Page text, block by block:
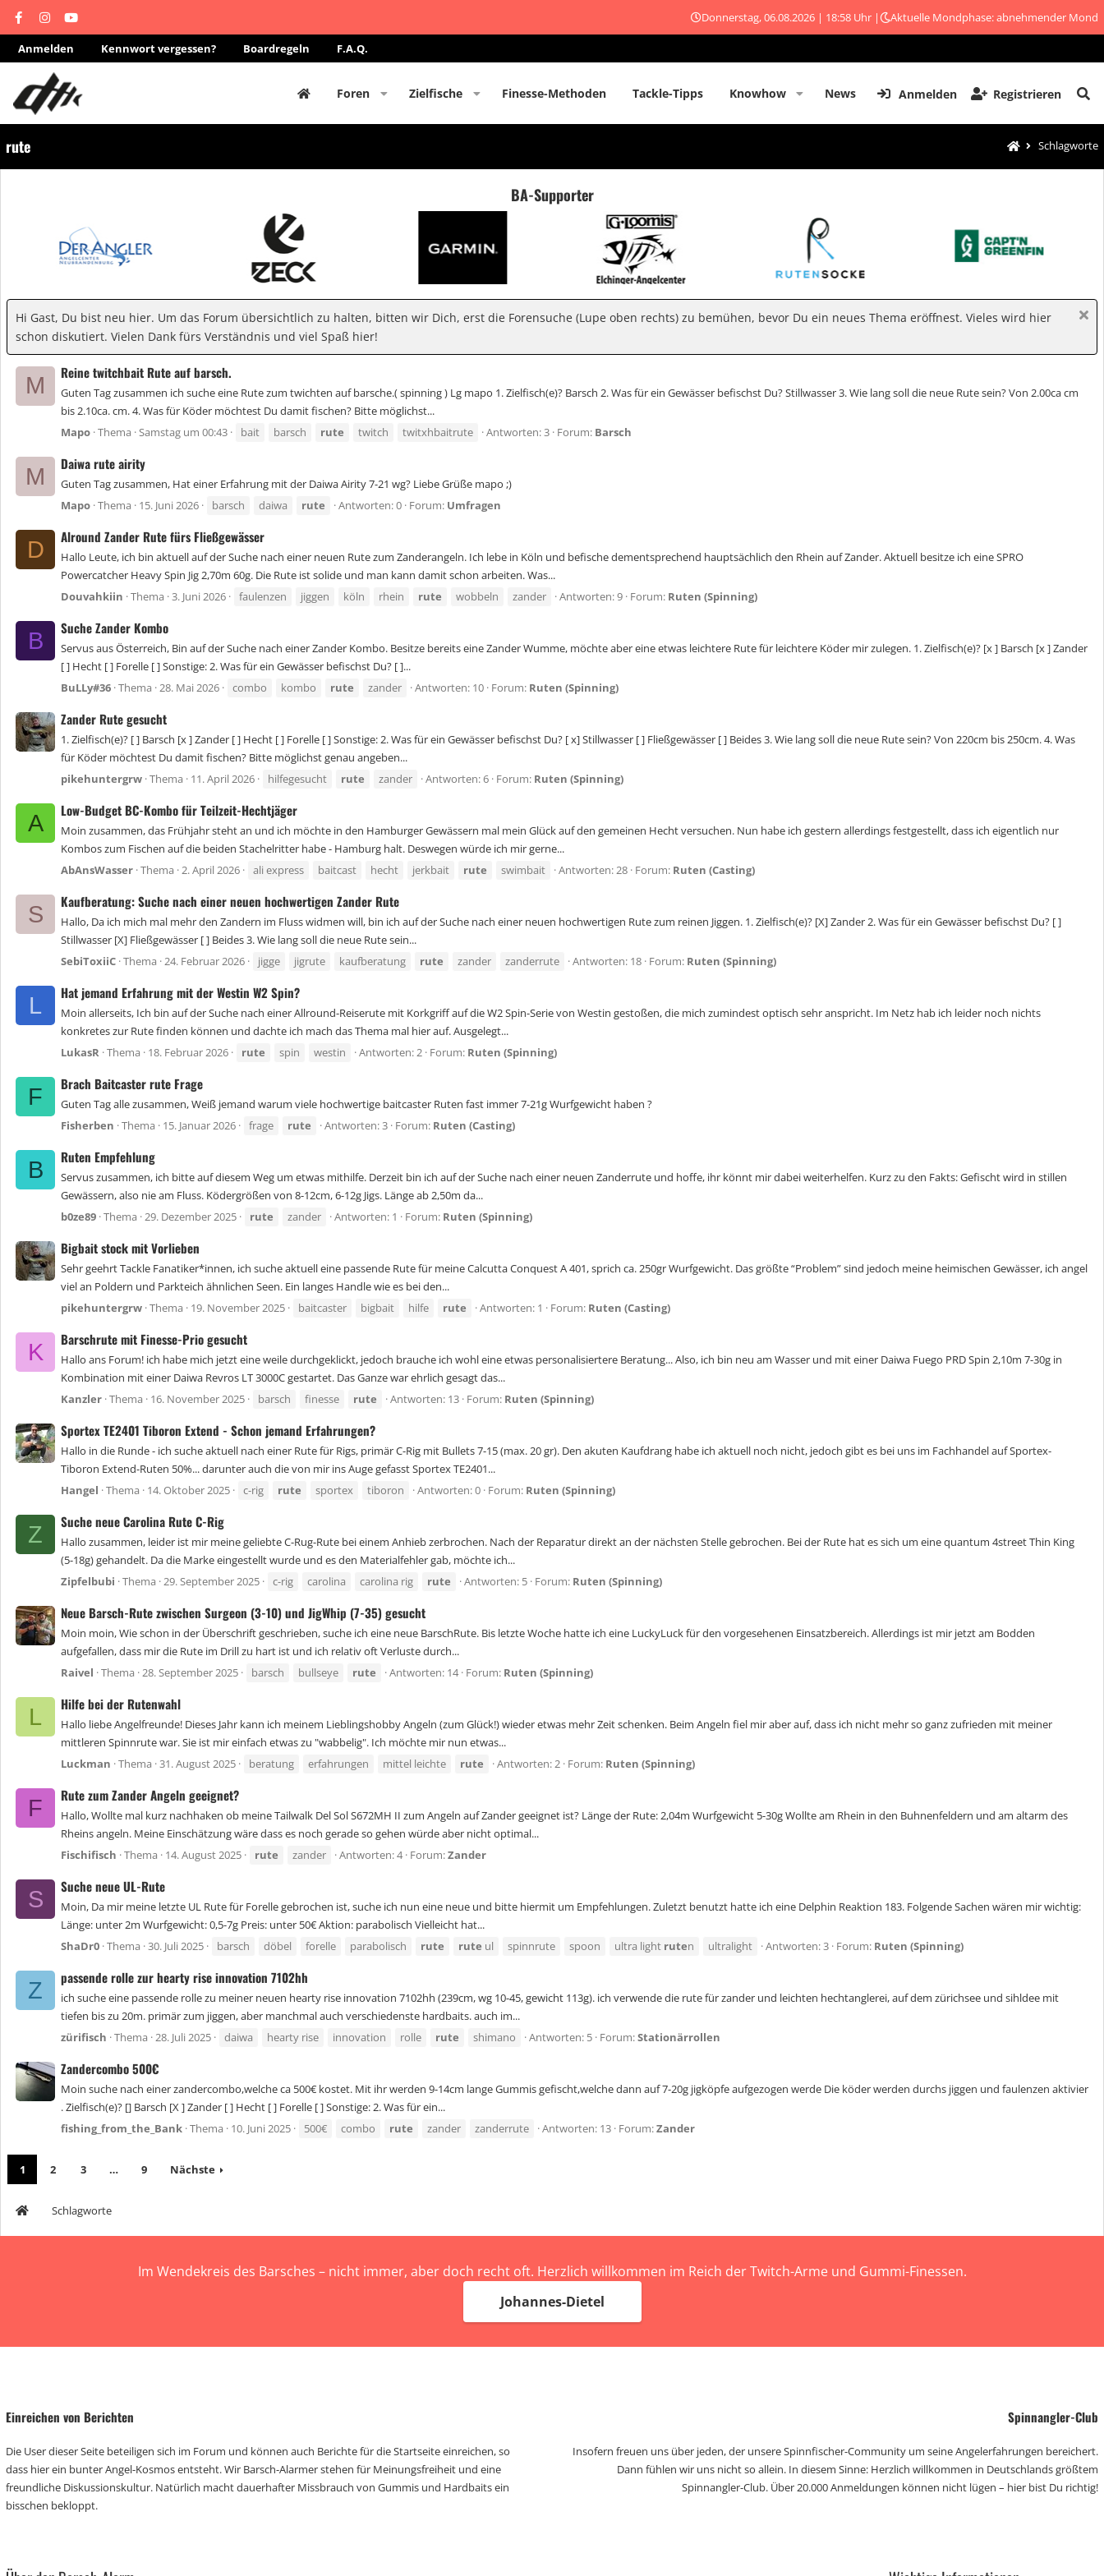
Donnerstag, 06.08.2026 | 18:58 Uhr | Aktuelle Mondphase: abnehmender Mond
Anmelden Kennwort vergessen? Boardregeln F.A.Q.
Foren Zielfische Finesse-Methoden Tackle-Tipps Knowhow News Anmelden Registrieren
rute Schlagworte
BA-Supporter
Hi Gast, Du bist neu hier. Um das Forum übersichtlich zu halten, bitten wir Dich, erst die Forensuche (Lupe oben rechts) zu bemühen, bevor Du ein neues Thema eröffnest. Vieles wird hier
schon diskutiert. Vielen Dank fürs Verständnis und viel Spaß hier!
M
Reine twitchbait Rute auf barsch.
Guten Tag zusammen ich suche eine Rute zum twichten auf barsche.( spinning ) Lg mapo 1. Zielfisch(e)? Barsch 2. Was für ein Gewässer befischst Du? Stillwasser 3. Wie lang soll die neue Rute sein? Von 2.00ca cm
bis 2.10ca. cm. 4. Was für Köder möchtest Du damit fischen? Bitte möglichst...
Mapo Thema Samstag um 00:43 bait barsch rute twitch twitxhbaitrute Antworten: 3 Forum: Barsch
M
Daiwa rute airity
Guten Tag zusammen, Hat einer Erfahrung mit der Daiwa Airity 7-21 wg? Liebe Grüße mapo ;)
Mapo Thema 15. Juni 2026 barsch daiwa rute Antworten: 0 Forum: Umfragen
D
Alround Zander Rute fürs Fließgewässer
Hallo Leute, ich bin aktuell auf der Suche nach einer neuen Rute zum Zanderangeln. Ich lebe in Köln und befische dementsprechend hauptsächlich den Rhein auf Zander. Aktuell besitze ich eine SPRO
Powercatcher Heavy Spin Jig 2,70m 60g. Die Rute ist solide und man kann damit schon arbeiten. Was...
Douvahkiin Thema 3. Juni 2026 faulenzen jiggen köln rhein rute wobbeln zander Antworten: 9 Forum: Ruten (Spinning)
B
Suche Zander Kombo
Servus aus Österreich, Bin auf der Suche nach einer Zander Kombo. Besitze bereits eine Zander Wumme, möchte aber eine etwas leichtere Rute für leichtere Köder mir zulegen. 1. Zielfisch(e)? [x ] Barsch [x ] Zander
[ ] Hecht [ ] Forelle [ ] Sonstige: 2. Was für ein Gewässer befischst Du? [ ]...
BuLLy#36 Thema 28. Mai 2026 combo kombo rute zander Antworten: 10 Forum: Ruten (Spinning)
Zander Rute gesucht
1. Zielfisch(e)? [ ] Barsch [x ] Zander [ ] Hecht [ ] Forelle [ ] Sonstige: 2. Was für ein Gewässer befischst Du? [ x] Stillwasser [ ] Fließgewässer [ ] Beides 3. Wie lang soll die neue Rute sein? Von 220cm bis 250cm. 4. Was
für Köder möchtest Du damit fischen? Bitte möglichst genau angeben...
pikehuntergrw Thema 11. April 2026 hilfegesucht rute zander Antworten: 6 Forum: Ruten (Spinning)
A
Low-Budget BC-Kombo für Teilzeit-Hechtjäger
Moin zusammen, das Frühjahr steht an und ich möchte in den Hamburger Gewässern mal mein Glück auf den gemeinen Hecht versuchen. Nun habe ich gestern allerdings festgestellt, dass ich eigentlich nur
Kombos zum Fischen auf die beiden Stachelritter habe - Hamburg halt. Deswegen würde ich mir gerne...
AbAnsWasser Thema 2. April 2026 ali express baitcast hecht jerkbait rute swimbait Antworten: 28 Forum: Ruten (Casting)
S
Kaufberatung: Suche nach einer neuen hochwertigen Zander Rute
Hallo, Da ich mich mal mehr den Zandern im Fluss widmen will, bin ich auf der Suche nach einer neuen hochwertigen Rute zum reinen Jiggen. 1. Zielfisch(e)? [X] Zander 2. Was für ein Gewässer befischst Du? [ ]
Stillwasser [X] Fließgewässer [ ] Beides 3. Wie lang soll die neue Rute sein...
SebiToxiiC Thema 24. Februar 2026 jigge jigrute kaufberatung rute zander zanderrute Antworten: 18 Forum: Ruten (Spinning)
L
Hat jemand Erfahrung mit der Westin W2 Spin?
Moin allerseits, Ich bin auf der Suche nach einer Allround-Reiserute mit Korkgriff auf die W2 Spin-Serie von Westin gestoßen, die mich zumindest optisch sehr anspricht. Im Netz hab ich leider noch nichts
konkretes zur Rute finden können und dachte ich mach das Thema mal hier auf. Ausgelegt...
LukasR Thema 18. Februar 2026 rute spin westin Antworten: 2 Forum: Ruten (Spinning)
F
Brach Baitcaster rute Frage
Guten Tag alle zusammen, Weiß jemand warum viele hochwertige baitcaster Ruten fast immer 7-21g Wurfgewicht haben ?
Fisherben Thema 15. Januar 2026 frage rute Antworten: 3 Forum: Ruten (Casting)
B
Ruten Empfehlung
Servus zusammen, ich bitte auf diesem Weg um etwas mithilfe. Derzeit bin ich auf der Suche nach einer neuen Zanderrute und hoffe, ihr könnt mir dabei weiterhelfen. Kurz zu den Fakts: Gefischt wird in stillen
Gewässern, also nie am Fluss. Ködergrößen von 8-12cm, 6-12g Jigs. Länge ab 2,50m da...
b0ze89 Thema 29. Dezember 2025 rute zander Antworten: 1 Forum: Ruten (Spinning)
Bigbait stock mit Vorlieben
Sehr geehrt Tackle Fanatiker*innen, ich suche aktuell eine passende Rute für meine Calcutta Conquest A 401, sprich ca. 250gr Wurfgewicht. Das größte “Problem” sind jedoch meine heimischen Gewässer, ich angel
viel an Poldern und Parkteich ähnlichen Seen. Ein langes Handle wie es bei den...
pikehuntergrw Thema 19. November 2025 baitcaster bigbait hilfe rute Antworten: 1 Forum: Ruten (Casting)
K
Barschrute mit Finesse-Prio gesucht
Hallo ans Forum! ich habe mich jetzt eine weile durchgeklickt, jedoch brauche ich wohl eine etwas personalisiertere Beratung... Also, ich bin neu am Wasser und mit einer Daiwa Fuego PRD Spin 2,10m 7-30g in
Kombination mit einer Daiwa Revros LT 3000C gestartet. Das Ganze war ehrlich gesagt das...
Kanzler Thema 16. November 2025 barsch finesse rute Antworten: 13 Forum: Ruten (Spinning)
Sportex TE2401 Tiboron Extend - Schon jemand Erfahrungen?
Hallo in die Runde - ich suche aktuell nach einer Rute für Rigs, primär C-Rig mit Bullets 7-15 (max. 20 gr). Den akuten Kaufdrang habe ich aktuell noch nicht, jedoch gibt es bei uns im Fachhandel auf Sportex-
Tiboron Extend-Ruten 50%... darunter auch die von mir ins Auge gefasst Sportex TE2401...
Hangel Thema 14. Oktober 2025 c-rig rute sportex tiboron Antworten: 0 Forum: Ruten (Spinning)
Z
Suche neue Carolina Rute C-Rig
Hallo zusammen, leider ist mir meine geliebte C-Rug-Rute bei einem Anhieb zerbrochen. Nach der Reparatur direkt an der nächsten Stelle gebrochen. Bei der Rute hat es sich um eine quantum 4street Thin King
(5-18g) gehandelt. Da die Marke eingestellt wurde und es den Materialfehler gab, möchte ich...
Zipfelbubi Thema 29. September 2025 c-rig carolina carolina rig rute Antworten: 5 Forum: Ruten (Spinning)
Neue Barsch-Rute zwischen Surgeon (3-10) und JigWhip (7-35) gesucht
Moin moin, Wie schon in der Überschrift geschrieben, suche ich eine neue BarschRute. Bis letzte Woche hatte ich eine LuckyLuck für den vorgesehenen Einsatzbereich. Allerdings ist mir jetzt am Bodden
aufgefallen, dass mir die Rute im Drill zu hart ist und ich relativ oft Verluste durch...
Raivel Thema 28. September 2025 barsch bullseye rute Antworten: 14 Forum: Ruten (Spinning)
L
Hilfe bei der Rutenwahl
Hallo liebe Angelfreunde! Dieses Jahr kann ich meinem Lieblingshobby Angeln (zum Glück!) wieder etwas mehr Zeit schenken. Beim Angeln fiel mir aber auf, dass ich nicht mehr so ganz zufrieden mit meiner
mittleren Spinnrute war. Sie ist mir einfach etwas zu "wabbelig". Ich möchte mir nun etwas...
Luckman Thema 31. August 2025 beratung erfahrungen mittel leichte rute Antworten: 2 Forum: Ruten (Spinning)
F
Rute zum Zander Angeln geeignet?
Hallo, Wollte mal kurz nachhaken ob meine Tailwalk Del Sol S672MH II zum Angeln auf Zander geeignet ist? Länge der Rute: 2,04m Wurfgewicht 5-30g Wollte am Rhein in den Buhnenfeldern und am altarm des
Rheins angeln. Meine Einschätzung wäre dass es noch gerade so gehen würde aber nicht optimal...
Fischifisch Thema 14. August 2025 rute zander Antworten: 4 Forum:Zander
S
Suche neue UL-Rute
Moin, Da mir meine letzte UL Rute für Forelle gebrochen ist, suche ich nun eine neue und bitte hiermit um Empfehlungen. Zuletzt benutzt hatte ich eine Delphin Reaktion 183. Folgende Sachen wären mir wichtig:
Länge: unter 2m Wurfgewicht: 0,5-7g Preis: unter 50€ Aktion: parabolisch Vielleicht hat...
ShaDr0 Thema 30. Juli 2025 barsch döbel forelle parabolisch rute rute ul spinnrute spoon ultra light ruten ultralight Antworten: 3 Forum: Ruten (Spinning)
Z
passende rolle zur hearty rise innovation 7102hh
ich suche eine passende rolle zu meiner neuen hearty rise innovation 7102hh (239cm, wg 10-45, gewicht 113g). ich verwende die rute für zander und leichten hechtanglerei, auf dem zürichsee und sihldee mit
tiefen bis zu 20m. primär zum jiggen, aber manchmal auch verschiedenste hardbaits. auch im...
zürifisch Thema 28. Juli 2025 daiwa hearty rise innovation rolle rute shimano Antworten: 5 Forum:Stationärrollen
Zandercombo 500€
Moin suche nach einer zandercombo,welche ca 500€ kostet. Mit ihr werden 9-14cm lange Gummis gefischt,welche dann auf 7-20g jigköpfe aufgezogen werde Die köder werden durchs jiggen und faulenzen aktivier
. Zielfisch(e)? [] Barsch [X ] Zander [ ] Hecht [ ] Forelle [ ] Sonstige: 2. Was für ein...
fishing_from_the_Bank Thema 10. Juni 2025 500€ combo rute zander zanderrute Antworten: 13 Forum:Zander
1 2 3 … 9 Nächste
Schlagworte
Im Wendekreis des Barsches – nicht immer, aber doch recht oft. Herzlich willkommen im Reich der Twitch-Arme und Gummi-Finessen.
Johannes-Dietel
Einreichen von Berichten
Die User dieser Seite beteiligen sich im Forum und können auch Berichte für die Startseite einreichen, so
dass hier ein bunter Angel-Kosmos entsteht. Wir Barsch-Alarmer stehen für Meinungsfreiheit und eine
freundliche Diskussionskultur. Natürlich macht dauerhafter Missbrauch von Gummis und Hardbaits ein
bisschen bekloppt.
Spinnangler-Club
Insofern freuen uns über jeden, der unsere Spinnfischer-Community um seine Angelerfahrungen bereichert.
Dann fühlen wir uns nicht so allein. In diesem Sinne: Herzlich willkommen in Deutschlands größtem
Spinnangler-Club. Über 20.000 Anmeldungen können nicht lügen – hier bist Du richtig!